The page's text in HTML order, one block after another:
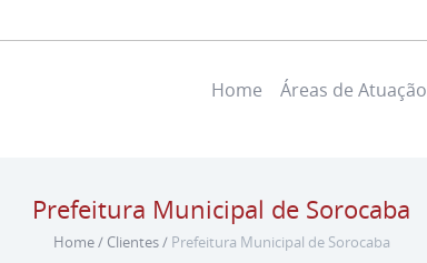
Home Áreas de Atuação
Prefeitura Municipal de Sorocaba
Home/ Clientes/ Prefeitura Municipal de Sorocaba